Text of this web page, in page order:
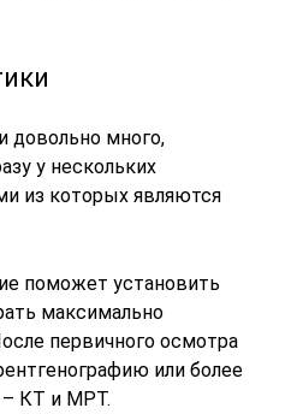
довольно много,
у нескольких
из которых являются
поможет установить
максимально
первичного осмотра
или более
КТ и МРТ.